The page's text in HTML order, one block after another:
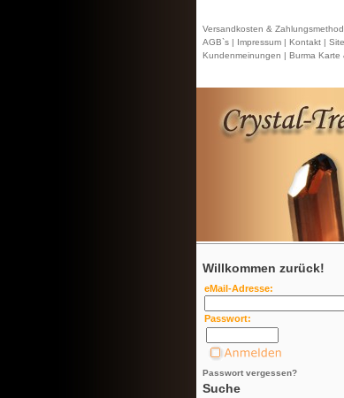
Versandkosten &
AGB`s | Impressum | Kontakt |
Kundenmeinungen | Burma Karte
Willkommen zurück!
eMail-Adresse:
Passwort:
Passwort vergessen?
Suche